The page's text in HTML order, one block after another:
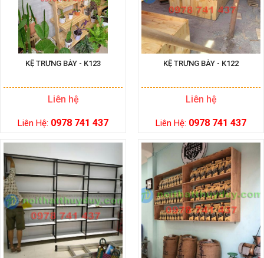
KỆ TRƯNG BÀY - K123
Liên hệ
Liên Hệ: 0978 741 437
KỆ TRƯNG BÀY - K122
Liên hệ
Liên Hệ: 0978 741 437